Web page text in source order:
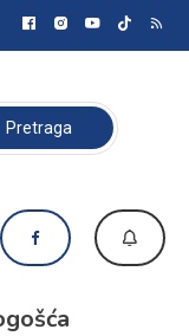
Pretraga: